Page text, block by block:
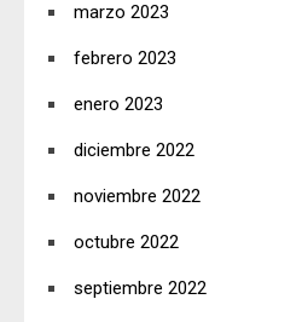
marzo 2023
febrero 2023
enero 2023
diciembre 2022
noviembre 2022
octubre 2022
septiembre 2022